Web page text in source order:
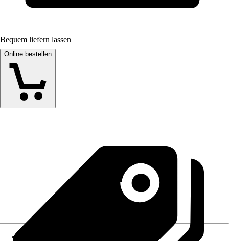
Bequem liefern lassen
Online bestellen